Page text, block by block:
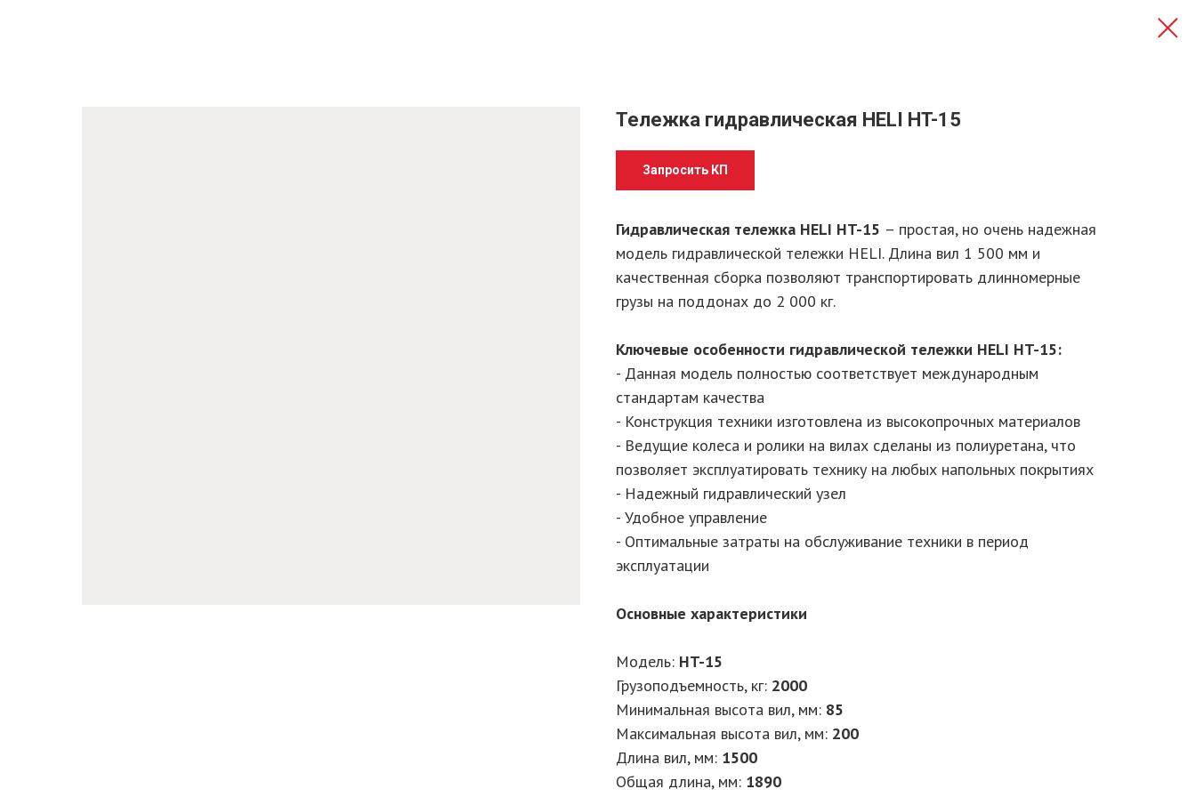
Тележка гидравлическая HELI HT-15
Запросить КП
Гидравлическая тележка HELI HT-15 – простая, но очень надежная
модель гидравлической тележки HELI. Длина вил 1 500 мм и
качественная сборка позволяют транспортировать длинномерные
грузы на поддонах до 2 000 кг.
Ключевые особенности гидравлической тележки HELI HT-15:
- Данная модель полностью соответствует международным
стандартам качества
- Конструкция техники изготовлена из высокопрочных материалов
- Ведущие колеса и ролики на вилах сделаны из полиуретана, что
позволяет эксплуатировать технику на любых напольных покрытиях
- Надежный гидравлический узел
- Удобное управление
- Оптимальные затраты на обслуживание техники в период
эксплуатации
Основные характеристики
Модель: HT-15
Грузоподъемность, кг: 2000
Минимальная высота вил, мм: 85
Максимальная высота вил, мм: 200
Длина вил, мм: 1500
Общая длина, мм: 1890